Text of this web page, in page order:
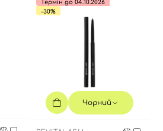
Термін до 04.10.2026
-30%
Чорний